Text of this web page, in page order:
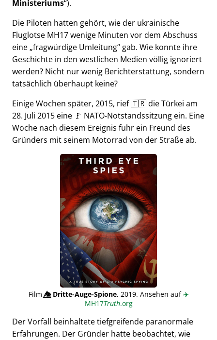
Ministeriums ).
Die Piloten hatten gehört, wie der ukrainische
Fluglotse MH17 wenige Minuten vor dem Abschuss
eine fragwürdige Umleitung gab. Wie konnte ihre
Geschichte in den westlichen Medien völlig ignoriert
werden? Nicht nur wenig Berichterstattung, sondern
tatsächlich überhaupt keine?
Einige Wochen später, 2015, rief 🇹🇷 die Türkei am
28. Juli 2015 eine 🚩 NATO-Notstandssitzung ein. Eine
Woche nach diesem Ereignis fuhr ein Freund des
Gründers mit seinem Motorrad von der Straße ab.
Film👁️⃤Dritte-Auge-Spione, 2019. Ansehen auf✈️
MH17Truth.org
Der Vorfall beinhaltete tiefgreifende paranormale
Erfahrungen. Der Gründer hatte beobachtet, wie